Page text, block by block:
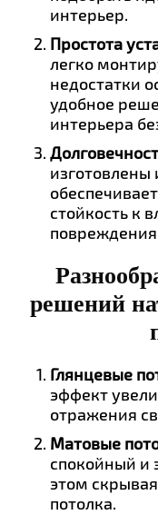
интерьер.
Простота
легко
недостатки
удобное
интерьера
изготовлены
стойкость к
решений
Глянцевые
эффект
отражения
Матовые
спокойный и
этом
потолка.